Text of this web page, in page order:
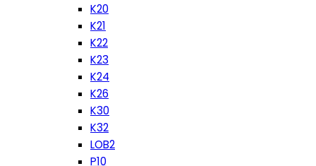
K20
K21
K22
K23
K24
K26
K30
K32
LOB2
P10